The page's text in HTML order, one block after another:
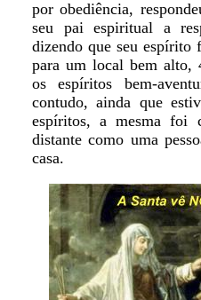
por obediência,
seu pai espiritual a
dizendo que seu
para um local bem alto,
os espíritos bem-
contudo, ainda que
espíritos, a mesma foi
distante como uma
casa.